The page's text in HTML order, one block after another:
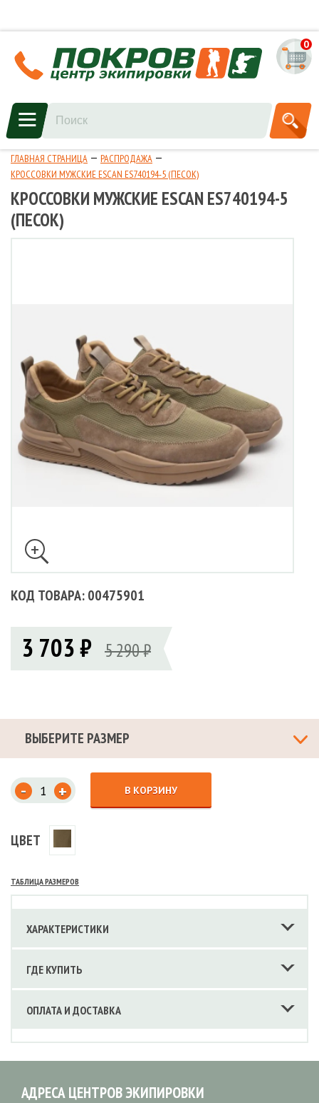
0
ГЛАВНАЯ СТРАНИЦА
РАСПРОДАЖА
КРОССОВКИ МУЖСКИЕ ESCAN ES740194-5 (ПЕСОК)
КРОССОВКИ МУЖСКИЕ ESCAN ES740194-5
(ПЕСОК)
КОД ТОВАРА: 00475901
3 703 ₽ 5 290 ₽
ВЫБЕРИТЕ РАЗМЕР
- + В КОРЗИНУ
ЦВЕТ
ТАБЛИЦА РАЗМЕРОВ
ХАРАКТЕРИСТИКИ
ГДЕ КУПИТЬ
ОПЛАТА И ДОСТАВКА
АДРЕСА ЦЕНТРОВ ЭКИПИРОВКИ